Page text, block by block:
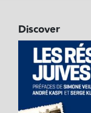
Discover